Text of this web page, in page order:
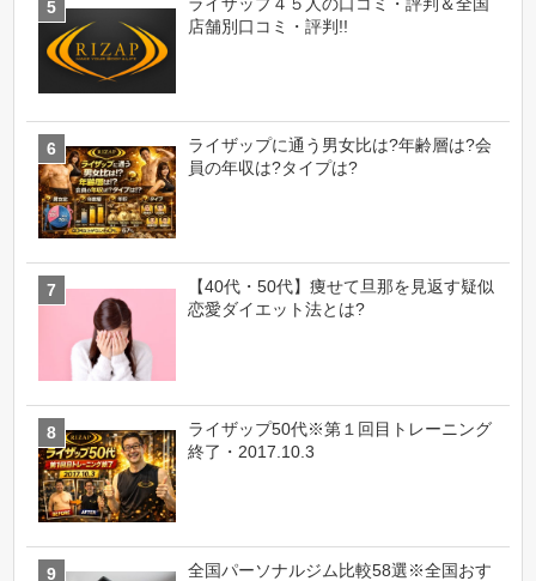
店舗別口コミ・評判!!
ライザップに通う男女比は?年齢層は?会
員の年収は?タイプは?
【40代・50代】痩せて旦那を見返す疑似
恋愛ダイエット法とは?
ライザップ50代※第１回目トレーニング
終了・2017.10.3
全国パーソナルジム比較58選※全国おす